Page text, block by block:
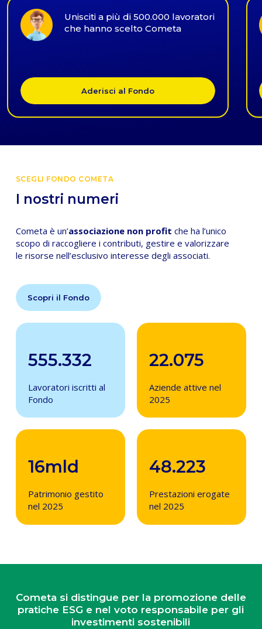
Unisciti a più di 500.000 lavoratori
che hanno scelto Cometa
Aderisci al Fondo
SCEGLI FONDO COMETA
I nostri numeri
Cometa è un’associazione non profit che ha l’unico
scopo di raccogliere i contributi, gestire e valorizzare
le risorse nell’esclusivo interesse degli associati.
Scopri il Fondo
555.332
Lavoratori iscritti al
Fondo
16mld
Patrimonio gestito
nel 2025
22.075
Aziende attive nel
2025
48.223
Prestazioni erogate
nel 2025
Cometa si distingue per la promozione delle
pratiche ESG e nel voto responsabile per gli
investimenti sostenibili